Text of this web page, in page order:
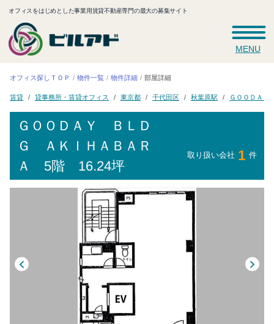
オフィスをはじめとした事業用賃貸不動産専門の最大の募集サイト
MENU
オフィス探しＴＯＰ 物件一覧 物件詳細 部屋詳細
賃貸 貸事務所・賃貸オフィス 東京都 千代田区 秋葉原駅 ＧＯＯＤＡ
ＧＯＯＤＡＹ ＢＬＤ
Ｇ ＡＫＩＨＡＢＡＲ
Ａ 5階 16.24坪
取り扱い会社 1 件